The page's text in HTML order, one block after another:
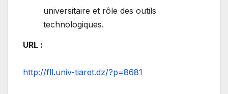
universitaire et rôle des outils
technologiques.
URL :
http://fll.univ-tiaret.dz/?p=8681